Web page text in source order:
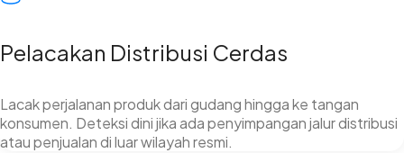
Pelacakan Distribusi Cerdas
Lacak perjalanan produk dari gudang hingga ke tangan
konsumen. Deteksi dini jika ada penyimpangan jalur distribusi
atau penjualan di luar wilayah resmi.